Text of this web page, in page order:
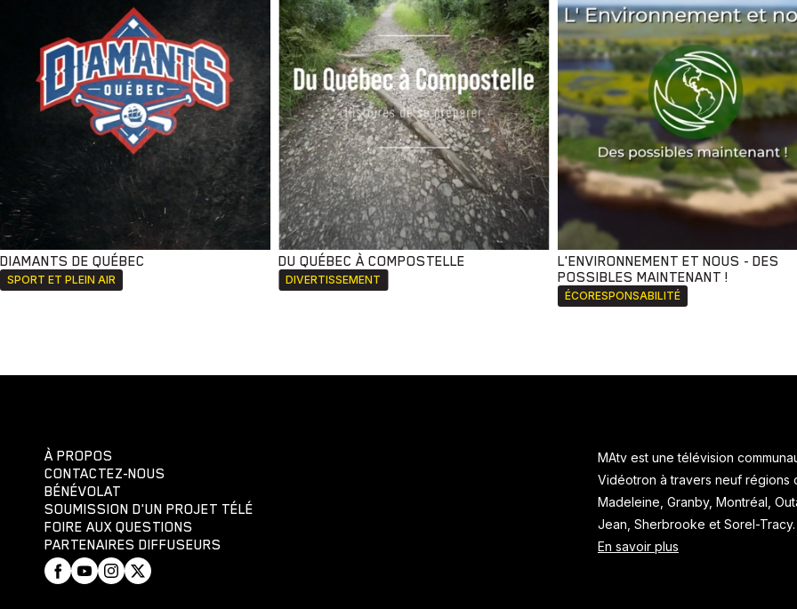
DIAMANTS DE QUÉBEC
SPORT ET PLEIN AIR
DU QUÉBEC À COMPOSTELLE
DIVERTISSEMENT
L'ENVIRONNEMENT ET NOUS - DES
POSSIBLES MAINTENANT !
ÉCORESPONSABILITÉ
À PROPOS
CONTACTEZ-NOUS
BÉNÉVOLAT
SOUMISSION D'UN PROJET TÉLÉ
FOIRE AUX QUESTIONS
PARTENAIRES DIFFUSEURS
MAtv est une télévision
Vidéotron à travers neuf régions
Madeleine, Granby, Montréal,
Jean, Sherbrooke et Sorel-
En savoir plus